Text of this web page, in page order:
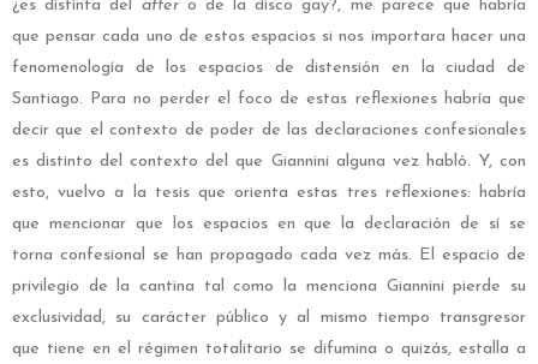
¿es distinta del aftero de la disco gay?, me parece que habría
que pensar cada uno de estos espacios si nos importara hacer una
fenomenología de los espacios de distensión en la ciudad de
Santiago. Para no perder el foco de estas reflexiones habría que
decir que el contexto de poder de las declaraciones confesionales
es distinto del contexto del que Giannini alguna vez habló. Y, con
esto, vuelvo a la tesis que orienta estas tres reflexiones: habría
que mencionar que los espacios en que la declaración de sí se
torna confesional se han propagado cada vez más. El espacio de
privilegio de la cantina tal como la menciona Giannini pierde su
exclusividad, su carácter público y al mismo tiempo transgresor
que tiene en el régimen totalitario se difumina o quizás, estalla a